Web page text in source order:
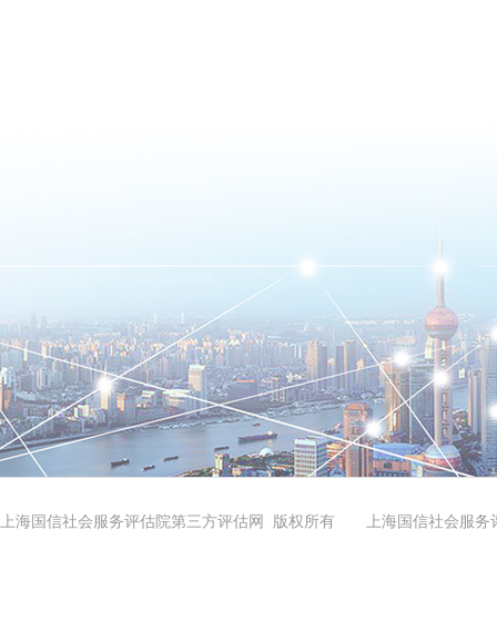
上海国信社会服务评估院第三方评估网 版权所有 上海国信社会服